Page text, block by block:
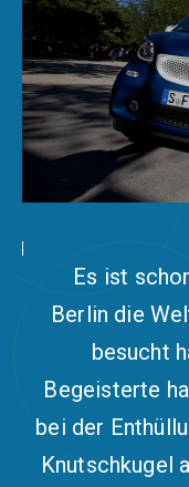
Es ist
Berlin die
besucht
Begeisterte
bei der
Knutschkugel